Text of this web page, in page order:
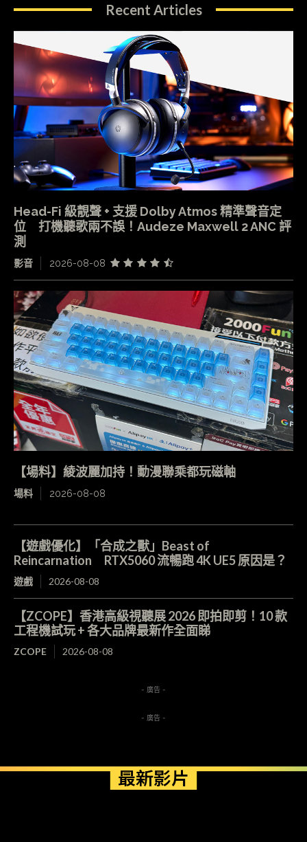
Recent Articles
Head-Fi 級靚聲 + 支援 Dolby Atmos 精準聲音定
位 打機聽歌兩不誤！Audeze Maxwell 2 ANC 評
測
影音 2026-08-08
【場料】綾波麗加持！動漫聯乘都玩磁軸
場料 2026-08-08
【遊戲優化】「合成之獸」Beast of
Reincarnation RTX5060 流暢跑 4K UE5 原因是？
遊戲 2026-08-08
【ZCOPE】香港高級視聽展 2026 即拍即剪！10 款
工程機試玩 + 各大品牌最新作全面睇
ZCOPE 2026-08-08
- 廣告 -
- 廣告 -
最新影片